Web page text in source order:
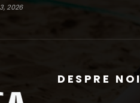
2026
DESPRE NOI